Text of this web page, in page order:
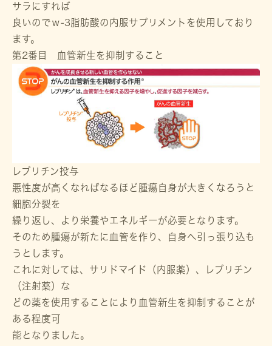
サラにすれば
良いのでｗ-3脂肪酸の内服サプリメントを使用しており
ます。
第2番目 血管新生を抑制すること
レブリチン投与
悪性度が高くなればなるほど腫瘍自身が大きくなろうと
細胞分裂を
繰り返し、より栄養やエネルギーが必要となります。
そのため腫瘍が新たに血管を作り、自身へ引っ張り込も
うとします。
これに対しては、サリドマイド（内服薬）、レブリチン
（注射薬）な
どの薬を使用することにより血管新生を抑制することが
ある程度可
能となりました。